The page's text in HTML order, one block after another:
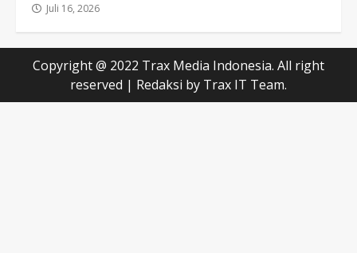
Juli 16, 2026
Copyright @ 2022 Trax Media Indonesia. All right
reserved | Redaksi by Trax IT Team.